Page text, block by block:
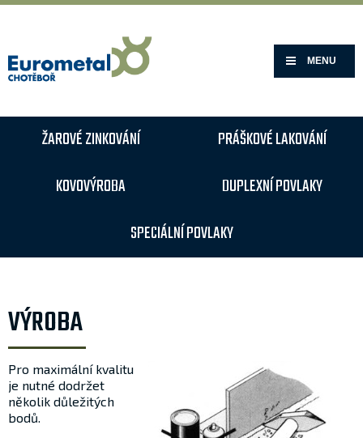
MENU
ŽAROVÉ ZINKOVÁNÍ
PRÁŠKOVÉ LAKOVÁNÍ
KOVOVÝROBA
DUPLEXNÍ POVLAKY
SPECIÁLNÍ POVLAKY
VÝROBA
Pro maximální kvalitu
je nutné dodržet
několik důležitých
bodů.